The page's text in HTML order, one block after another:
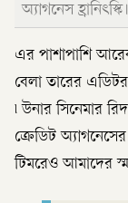
অ্যাগনেস
এর পাশাপাশি
বেলা তারের
৷ উনার সিনেমার
ক্রেডিট
টিমরেও আমাদের